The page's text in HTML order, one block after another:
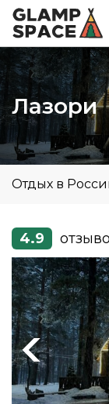
Лазори
Отдых в
4.9
Previous